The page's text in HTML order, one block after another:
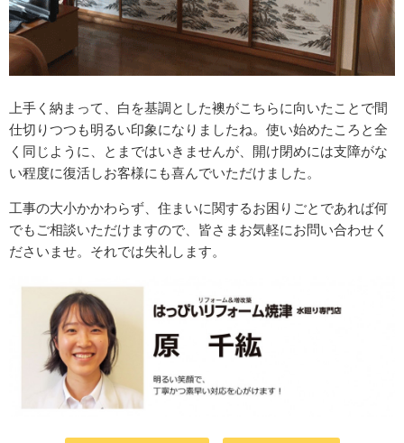
上手く納まって、白を基調とした襖がこちらに向いたことで間
仕切りつつも明るい印象になりましたね。使い始めたころと全
く同じように、とまではいきませんが、開け閉めには支障がな
い程度に復活しお客様にも喜んでいただけました。
工事の大小かかわらず、住まいに関するお困りごとであれば何
でもご相談いただけますので、皆さまお気軽にお問い合わせく
ださいませ。それでは失礼します。